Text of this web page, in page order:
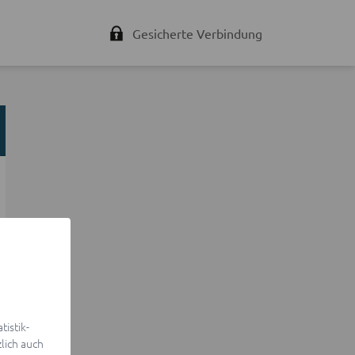
Gesicherte Verbindung
auch